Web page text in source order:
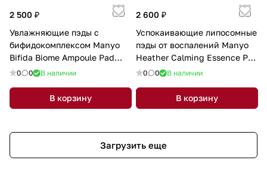
2 500 ₽
Увлажняющие пэды с
бифидокомплексом Manyo
Bifida Biome Ampoule Pad
70шт
0 0 В наличии
В корзину
2 600 ₽
Успокаивающие липосомные
пэды от воспалений Manyo
Heather Calming Essence Pad
60шт
0 0 В наличии
В корзину
Загрузить еще